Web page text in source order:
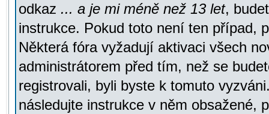
odkaz ... a je mi méně než 13 let,
instrukce. Pokud toto není ten případ,
Některá fóra vyžadují aktivaci všech
administrátorem před tím, než se
registrovali, byli byste k tomuto
následujte instrukce v něm obsažené,